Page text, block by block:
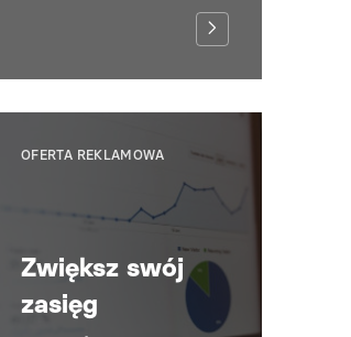
OFERTA REKLAMOWA
Zwiększ swój
zasięg